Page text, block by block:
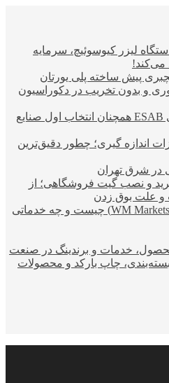
لیزر کیوسوئیچ، سرمایه
می‌کند!
پیش ساخته پلی یورتان
و بدون تخریب در دکوراسیون
چرا محصولات جوشکاری ESAB همچنان انتخاب اول صنایع
اندازه گیری؛ چطور دقیق‌ترین
در شرق تهران
و نصب گیت فروشگاهی؛ از
و علت بوق زدن
بروکر دبلیو ام مارکتس (WM Markets) چیست و چه خدماتی
محصول، خدمات و برندینگ در صنعت
چاپ بارکد و محصولات